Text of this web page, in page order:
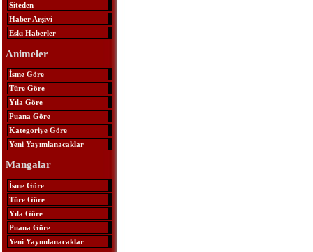
Siteden
Haber Arşivi
Eski Haberler
Animeler
İsme Göre
Türe Göre
Yıla Göre
Puana Göre
Kategoriye Göre
Yeni Yayımlanacaklar
Mangalar
İsme Göre
Türe Göre
Yıla Göre
Puana Göre
Yeni Yayımlanacaklar